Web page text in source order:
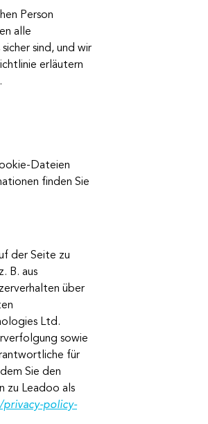
Person
alle
sind, und wir
erläutern
Dateien
finden Sie
der Seite zu
B. aus
über
Ltd.
sowie
für
Sie den
zu Leadoo als
policy-